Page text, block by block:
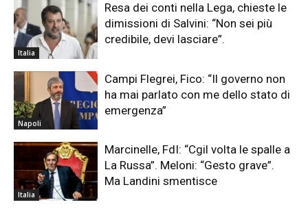
Italia
Resa dei conti nella Lega, chieste le
dimissioni di Salvini: “Non sei più
credibile, devi lasciare”.
Napoli
Campi Flegrei, Fico: “Il governo non
ha mai parlato con me dello stato di
emergenza”
Italia
Marcinelle, FdI: “Cgil volta le spalle a
La Russa”. Meloni: “Gesto grave”.
Ma Landini smentisce